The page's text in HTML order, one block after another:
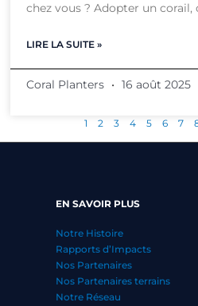
chez vous ? Adopter un corail,
LIRE LA SUITE »
Coral Planters 16 août 2025
1 2 3 4 5 6 7
EN SAVOIR PLUS
Notre Histoire
Rapports d’Impacts
Nos Partenaires
Nos Partenaires terrains
Notre Réseau